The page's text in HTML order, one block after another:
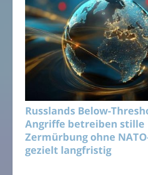
Russlands Below-
Angriffe betreiben stille
Zermürbung ohne
gezielt langfristig